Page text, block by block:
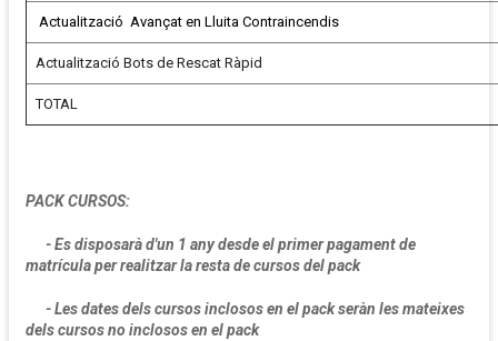
Actualització Avançat en Lluita Contraincendis
Actualització Bots de Rescat Ràpid
TOTAL
PACK CURSOS:
- Es disposarà d'un 1 any desde el primer pagament de
matrícula per realitzar la resta de cursos del pack
- Les dates dels cursos inclosos en el pack seràn les mateixes
dels cursos no inclosos en el pack